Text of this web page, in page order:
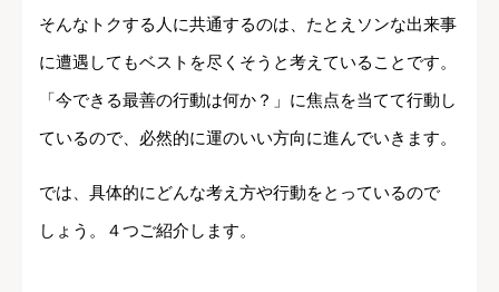
そんなトクする人に共通するのは、たとえソンな出来事
に遭遇してもベストを尽くそうと考えていることです。
「今できる最善の行動は何か？」に焦点を当てて行動し
ているので、必然的に運のいい方向に進んでいきます。
では、具体的にどんな考え方や行動をとっているので
しょう。４つご紹介します。